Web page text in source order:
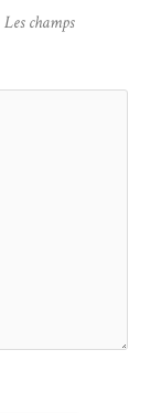
Les champs